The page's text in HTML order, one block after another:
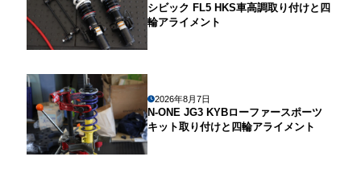
シビック FL5 HKS車高調取り付けと四
輪アライメント
2026年8月7日
N-ONE JG3 KYBローファースポーツ
キット取り付けと四輪アライメント